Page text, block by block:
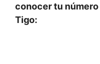
conocer tu
Tigo: